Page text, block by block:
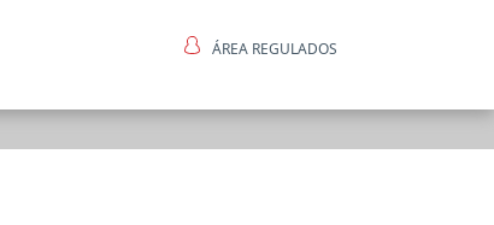
ÁREA REGULADOS